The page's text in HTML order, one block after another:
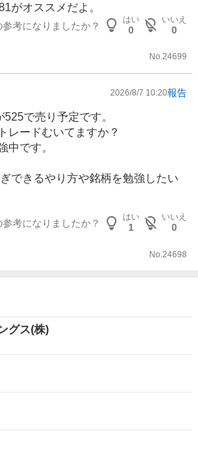
がオススメだよ。
考になりましたか？
はい
0
いいえ
0
No.24699
2026/8/7 10:20報告
で売り予定です。
レードむいてますか？
中です。
できるやり方や銘柄を勉強したい
考になりましたか？
はい
1
いいえ
0
No. 24698
グス(株)